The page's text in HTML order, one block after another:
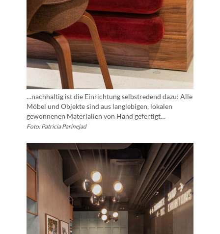
…nachhaltig ist die Einrichtung selbstredend dazu: Alle
Möbel und Objekte sind aus langlebigen, lokalen
gewonnenen Materialien von Hand gefertigt…
Foto: Patricia Parinejad